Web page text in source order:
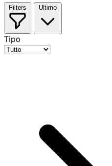
Filters Ultimo
Tipo